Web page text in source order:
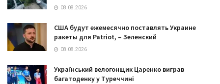
08.08.2026
США будут ежемесячно поставлять Украине
ракеты для Patriot, – Зеленский
08.08.2026
Український велогонщик Царенко виграв
багатоденку у Туреччині